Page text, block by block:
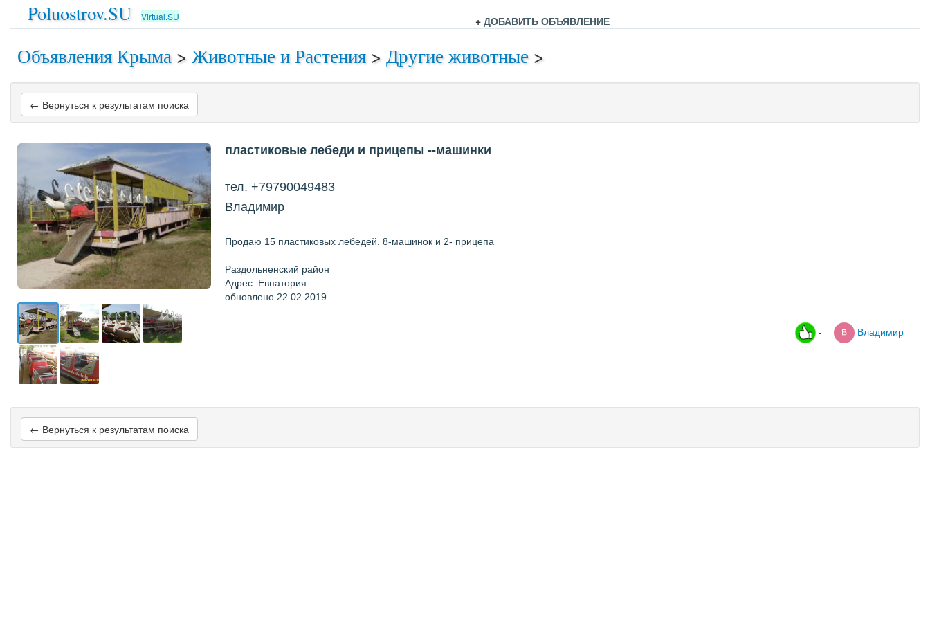
Poluostrov.SU Virtual.SU + ДОБАВИТЬ ОБЪЯВЛЕНИЕ
Объявления Крыма > Животные и Растения > Другие животные>
← Вернуться к результатам поиска
пластиковые лебеди и прицепы --машинки
тел. +79790049483
Владимир
Продаю 15 пластиковых лебедей. 8-машинок и 2- прицепа
Раздольненский район
Адрес: Евпатория
обновлено 22.02.2019
- Владимир
← Вернуться к результатам поиска